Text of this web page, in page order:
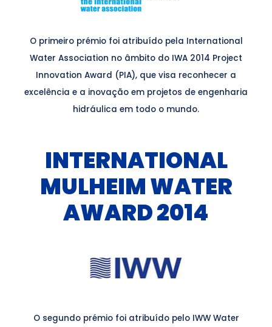
O primeiro prémio foi atribuído pela International
Water Association no âmbito do IWA 2014 Project
Innovation Award (PIA), que visa reconhecer a
excelência e a inovação em projetos de engenharia
hidráulica em todo o mundo.
INTERNATIONAL
MULHEIM WATER
AWARD 2014
O segundo prémio foi atribuído pelo IWW Water